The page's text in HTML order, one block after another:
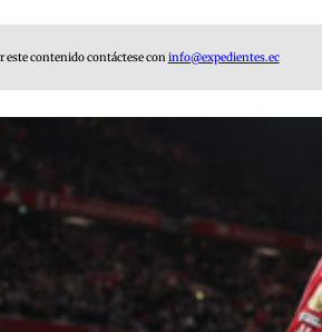
este contenido contáctese coninfo@expedientes.ec